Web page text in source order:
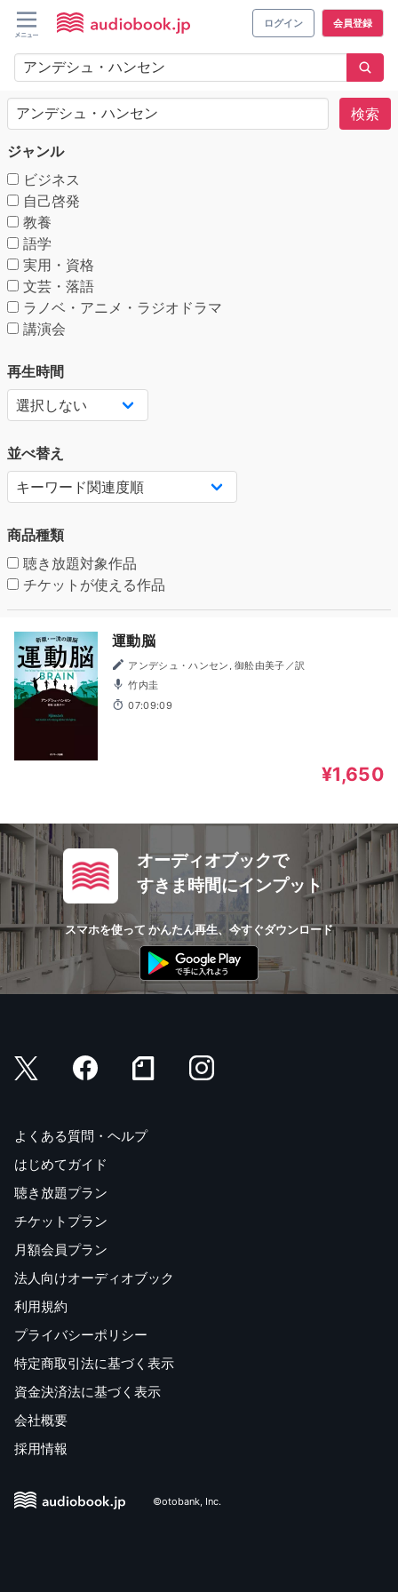
ログイン 会員登録
検索
ジャンル
ビジネス
自己啓発
教養
語学
実用・資格
文芸・落語
ラノベ・アニメ・ラジオドラマ
講演会
再生時間
並べ替え
商品種類
聴き放題対象作品
チケットが使える作品
運動脳
アンデシュ・ハンセン, 御舩由美子／訳
竹内圭
07:09:09
¥1,650
オーディオブックで
すきま時間にインプット
スマホを使って かんたん再生、今すぐダウンロード
よくある質問・ヘルプ
はじめてガイド
聴き放題プラン
チケットプラン
月額会員プラン
法人向けオーディオブック
利用規約
プライバシーポリシー
特定商取引法に基づく表示
資金決済法に基づく表示
会社概要
採用情報
©otobank, Inc.